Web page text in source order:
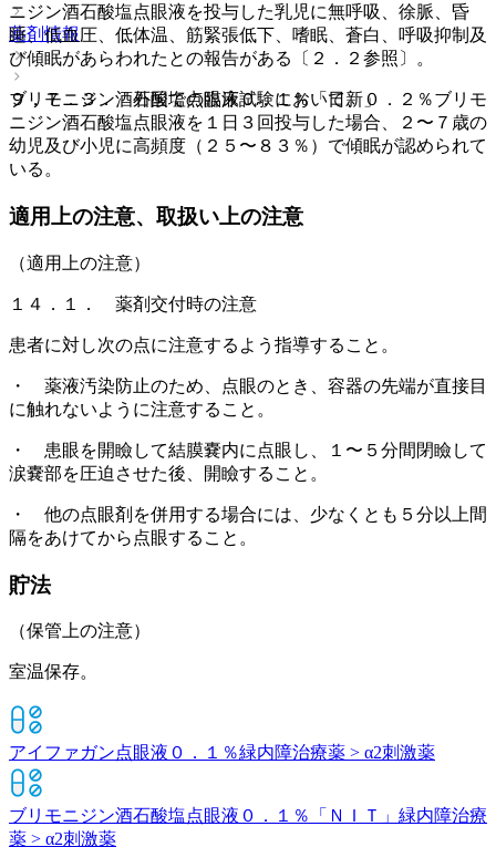
薬剤情報
ブリモニジン酒石酸塩点眼液０．１％「日新」
ニジン酒石酸塩点眼液を投与した乳児に無呼吸、徐脈、昏
睡、低血圧、低体温、筋緊張低下、嗜眠、蒼白、呼吸抑制及
び傾眠があらわれたとの報告がある〔２．２参照〕。
９．７．３． 外国での臨床試験において、０．２％ブリモ
ニジン酒石酸塩点眼液を１日３回投与した場合、２〜７歳の
幼児及び小児に高頻度（２５〜８３％）で傾眠が認められて
いる。
適用上の注意、取扱い上の注意
（適用上の注意）
１４．１． 薬剤交付時の注意
患者に対し次の点に注意するよう指導すること。
・ 薬液汚染防止のため、点眼のとき、容器の先端が直接目
に触れないように注意すること。
・ 患眼を開瞼して結膜嚢内に点眼し、１〜５分間閉瞼して
涙嚢部を圧迫させた後、開瞼すること。
・ 他の点眼剤を併用する場合には、少なくとも５分以上間
隔をあけてから点眼すること。
貯法
（保管上の注意）
室温保存。
アイファガン点眼液０．１％緑内障治療薬 > α2刺激薬
ブリモニジン酒石酸塩点眼液０．１％「ＮＩＴ」 緑内障治療
薬 > α2刺激薬